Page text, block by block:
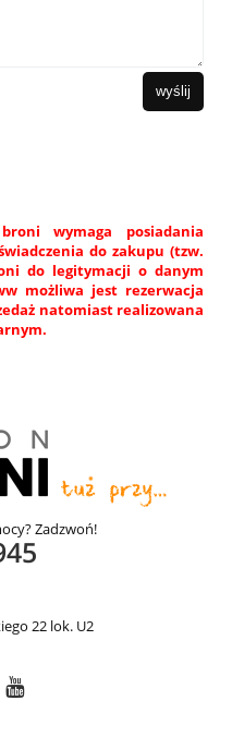
wyślij
wymaga posiadania
do zakupu (tzw.
do legitymacji o danym
możliwa jest rezerwacja
natomiast realizowana
Zadzwoń!
22 lok. U2